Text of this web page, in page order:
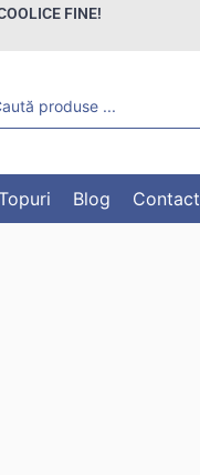
FINE!
Blog Contact